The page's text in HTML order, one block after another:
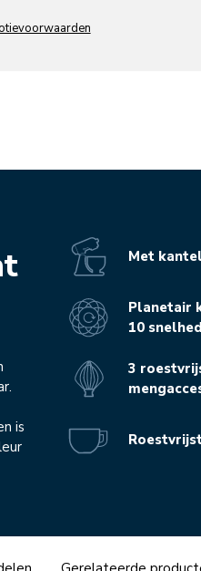
is
Met
Planetair
10
3